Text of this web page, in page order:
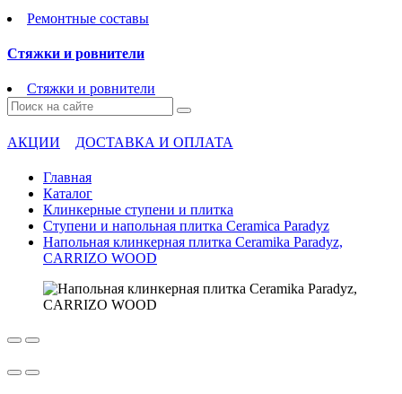
Ремонтные составы
Стяжки и ровнители
Стяжки и ровнители
АКЦИИ ДОСТАВКА И ОПЛАТА
Главная
Каталог
Клинкерные ступени и плитка
Cтупени и напольная плитка Ceramica Paradyz
Напольная клинкерная плитка Ceramika Paradyz,
CARRIZO WOOD